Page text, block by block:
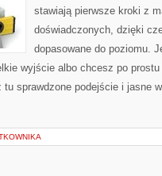
stawiają pierwsze kroki z
doświadczonych, dzięki
dopasowane do poziomu.
wyjście albo chcesz po prostu
sprawdzone podejście i jasne